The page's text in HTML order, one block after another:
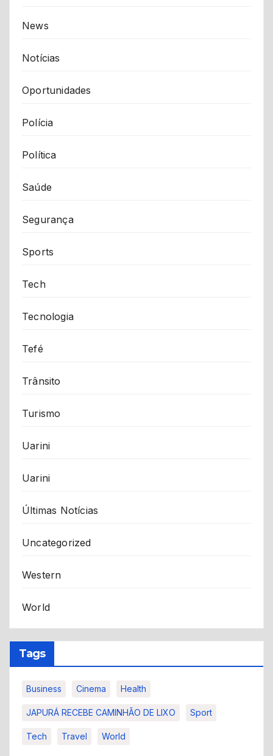
News
Notícias
Oportunidades
Polícia
Política
Saúde
Segurança
Sports
Tech
Tecnologia
Tefé
Trânsito
Turismo
Uarini
Uarini
Últimas Notícias
Uncategorized
Western
World
Tags
Business Cinema Health
JAPURÁ RECEBE CAMINHÃO DE LIXO Sport
Tech Travel World